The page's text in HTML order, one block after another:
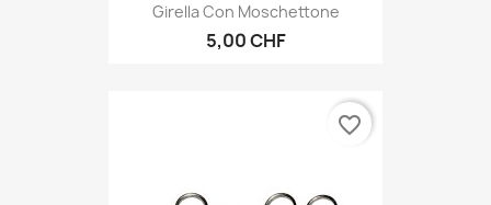
Girella Con Moschettone
5,00 CHF
favorite_border